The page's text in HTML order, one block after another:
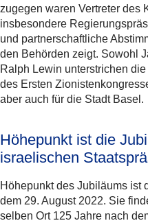
zugegen waren Vertreter des
insbesondere
und partnerschaftliche
den Behörden zeigt. Sowohl
Ralph Lewin unterstrichen
des Ersten
aber auch für die Stadt Basel.
Höhepunkt ist die
israelischen
Höhepunkt des Jubiläums ist
dem 29. August 2022. Sie
selben Ort 125 Jahre nach